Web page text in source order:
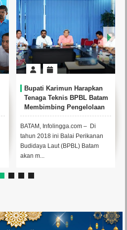
Bupati Karimun Harapkan
Tenaga Teknis BPBL Batam
Membimbing Pengelolaan
Ikan Di Karimun
BATAM, Infolingga.com – Di
tahun 2018 ini Balai Perikanan
Budidaya Laut (BPBL) Batam
akan m...